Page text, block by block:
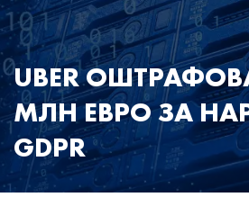
UBER
МЛН ЕВРО ЗА
GDPR